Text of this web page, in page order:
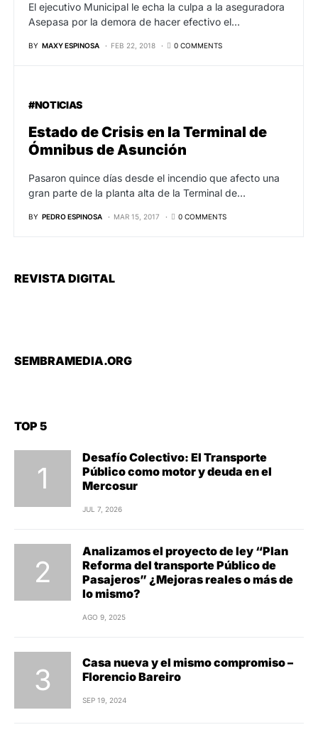
El ejecutivo Municipal le echa la culpa a la aseguradora
Asepasa por la demora de hacer efectivo el…
BY MAXY ESPINOSA FEB 22, 2018 0 COMMENTS
#NOTICIAS
Estado de Crisis en la Terminal de
Ómnibus de Asunción
Pasaron quince días desde el incendio que afecto una
gran parte de la planta alta de la Terminal de…
BY PEDRO ESPINOSA MAR 15, 2017 0 COMMENTS
REVISTA DIGITAL
SEMBRAMEDIA.ORG
TOP 5
Desafío Colectivo: El Transporte
Público como motor y deuda en el
Mercosur
JUL 7, 2026
Analizamos el proyecto de ley “Plan
Reforma del transporte Público de
Pasajeros” ¿Mejoras reales o más de
lo mismo?
AGO 9, 2025
Casa nueva y el mismo compromiso –
Florencio Bareiro
SEP 19, 2024